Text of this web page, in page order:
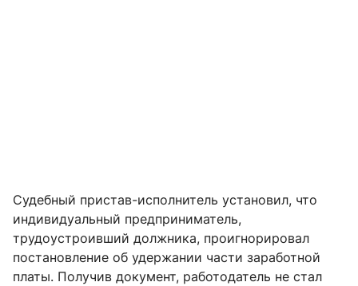
Судебный пристав-исполнитель установил, что
индивидуальный предприниматель,
трудоустроивший должника, проигнорировал
постановление об удержании части заработной
платы. Получив документ, работодатель не стал